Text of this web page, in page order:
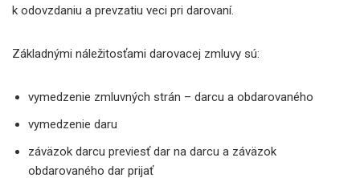
k odovzdaniu a prevzatiu veci pri darovaní.
Základnými náležitosťami darovacej zmluvy sú:
vymedzenie zmluvných strán – darcu a obdarovaného
vymedzenie daru
záväzok darcu previesť dar na darcu a záväzok
obdarovaného dar prijať